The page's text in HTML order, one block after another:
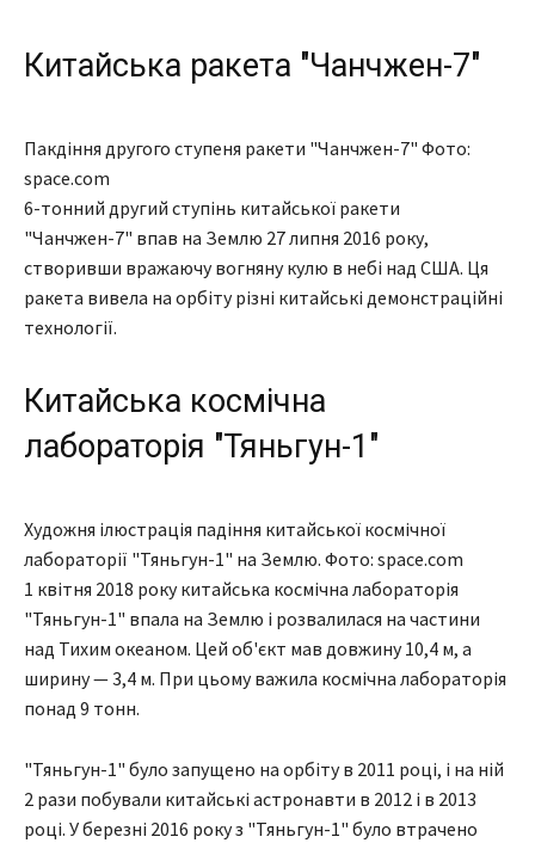
Китайська ракета "Чанчжен-7"
Пакдіння другого ступеня ракети "Чанчжен-7" Фото:
space.com
6-тонний другий ступінь китайської ракети
"Чанчжен-7" впав на Землю 27 липня 2016 року,
створивши вражаючу вогняну кулю в небі над США. Ця
ракета вивела на орбіту різні китайські демонстраційні
технології.
Китайська космічна
лабораторія "Тяньгун-1"
Художня ілюстрація падіння китайської космічної
лабораторії "Тяньгун-1" на Землю. Фото: space.com
1 квітня 2018 року китайська космічна лабораторія
"Тяньгун-1" впала на Землю і розвалилася на частини
над Тихим океаном. Цей об'єкт мав довжину 10,4 м, а
ширину — 3,4 м. При цьому важила космічна лабораторія
понад 9 тонн.
"Тяньгун-1" було запущено на орбіту в 2011 році, і на ній
2 рази побували китайські астронавти в 2012 і в 2013
році. У березні 2016 року з "Тяньгун-1" було втрачено